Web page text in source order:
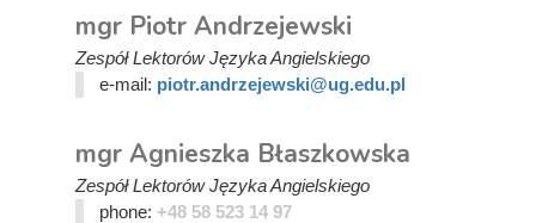
mgr Piotr Andrzejewski
Zespół Lektorów Języka Angielskiego
e-mail: piotr.andrzejewski@ug.edu.pl
mgr Agnieszka Błaszkowska
Zespół Lektorów Języka Angielskiego
phone: +48 58 523 14 97